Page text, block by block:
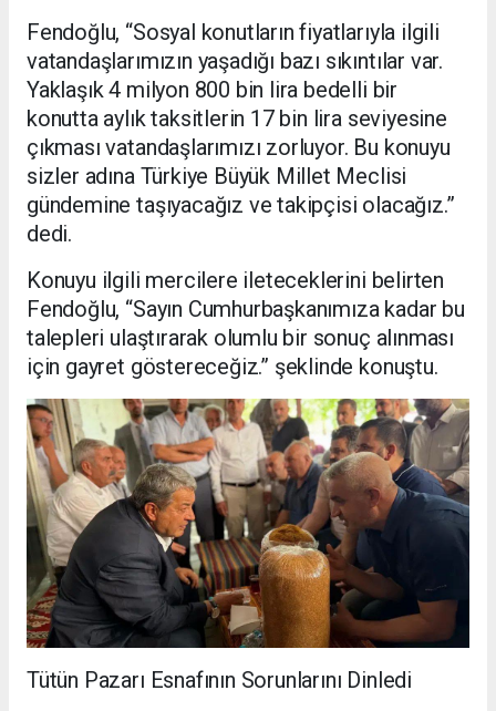
Fendoğlu, “Sosyal konutların fiyatlarıyla ilgili
vatandaşlarımızın yaşadığı bazı sıkıntılar var.
Yaklaşık 4 milyon 800 bin lira bedelli bir
konutta aylık taksitlerin 17 bin lira seviyesine
çıkması vatandaşlarımızı zorluyor. Bu konuyu
sizler adına Türkiye Büyük Millet Meclisi
gündemine taşıyacağız ve takipçisi olacağız.”
dedi.
Konuyu ilgili mercilere ileteceklerini belirten
Fendoğlu, “Sayın Cumhurbaşkanımıza kadar bu
talepleri ulaştırarak olumlu bir sonuç alınması
için gayret göstereceğiz.” şeklinde konuştu.
Tütün Pazarı Esnafının Sorunlarını Dinledi